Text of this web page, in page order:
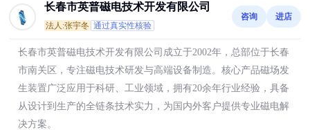
长春市英普磁电技术开发有限公司
法人:张宇冬 通过真实性核验
咨询 进店
长春市英普磁电技术开发有限公司成立于2002年，总部位于长春
市南关区，专注磁电技术研发与高端设备制造。核心产品磁场发
生装置广泛应用于科研、工业领域，拥有20余年行业经验，具备
从设计到生产的全链条技术实力，为国内外客户提供专业磁电解
决方案。